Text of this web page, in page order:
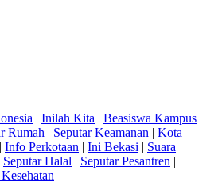
| Inilah Kita | Beasiswa Kampus |
Rumah | Seputar Keamanan | Kota
| Info Perkotaan | Ini Bekasi | Suara
Seputar Halal | Seputar Pesantren |